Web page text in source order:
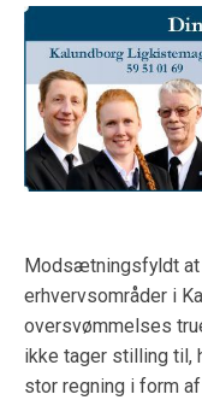
Modsætningsfyldt at
erhvervsområder i
oversvømmelses
ikke tager stilling til,
stor regning i form